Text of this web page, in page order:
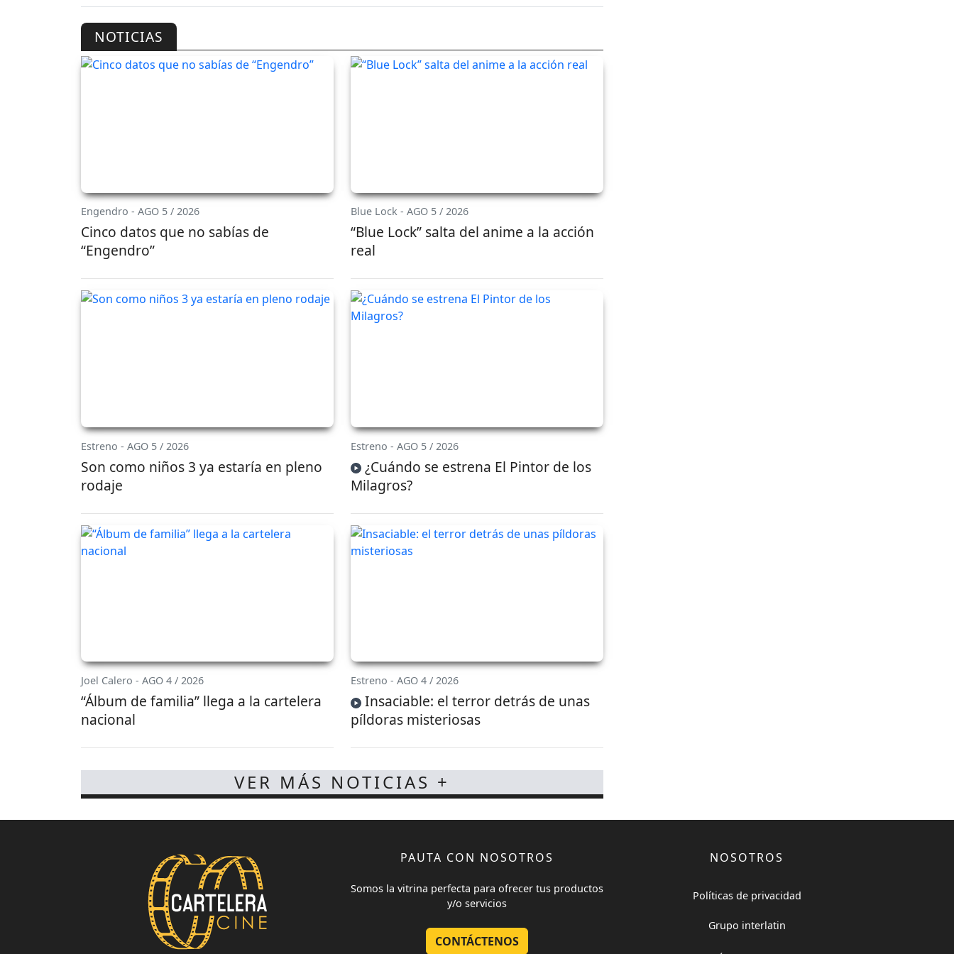
NOTICIAS
Engendro - AGO 5 / 2026
Cinco datos que no sabías de
“Engendro”
Blue Lock - AGO 5 / 2026
“Blue Lock” salta del anime a la acción
real
Estreno - AGO 5 / 2026
Son como niños 3 ya estaría en pleno
rodaje
Estreno - AGO 5 / 2026
¿Cuándo se estrena El Pintor de los
Milagros?
Joel Calero - AGO 4 / 2026
“Álbum de familia” llega a la cartelera
nacional
Estreno - AGO 4 / 2026
Insaciable: el terror detrás de unas
píldoras misteriosas
VER MÁS NOTICIAS +
PAUTA CON NOSOTROS
Somos la vitrina perfecta para ofrecer tus productos
y/o servicios
CONTÁCTENOS
NOSOTROS
Políticas de privacidad
Grupo interlatin